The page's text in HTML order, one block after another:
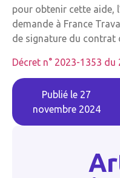
pour obtenir cette aide,
demande à France
de signature du contrat
Décret n° 2023-1353
Publié le 27
novembre 2024